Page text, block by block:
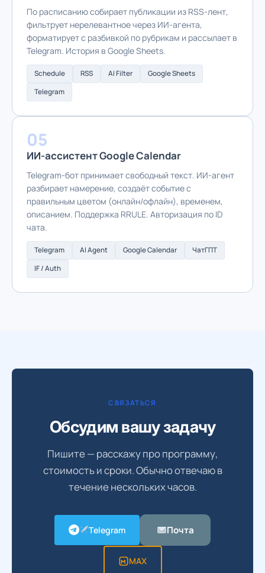
По расписанию собирает публикации из RSS-лент,
фильтрует нерелевантное через ИИ-агента,
форматирует с разбивкой по рубрикам и рассылает в
Telegram. История в Google Sheets.
Schedule RSS AI Filter
Google Sheets
Telegram
05
ИИ-ассистент Google Calendar
Telegram-бот принимает свободный текст. ИИ-агент
разбирает намерение, создаёт событие с
правильным цветом (онлайн/офлайн), временем,
описанием. Поддержка RRULE. Авторизация по ID
чата.
Telegram AI Agent Google Calendar
ЧатГПТ
IF / Auth
СВЯЗАТЬСЯ
Обсудим вашу задачу
Пишите — расскажу про программу,
стоимость и сроки. Обычно отвечаю в
течение нескольких часов.
Telegram Почта
MAX